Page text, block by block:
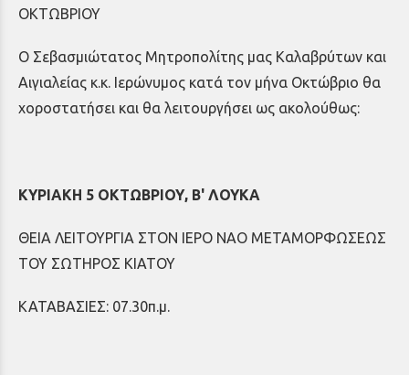
ΟΚΤΩΒΡΙΟΥ
Ο Σεβασμιώτατος Μητροπολίτης μας Καλαβρύτων και
Αιγιαλείας κ.κ. Ιερώνυμος κατά τον μήνα Οκτώβριο θα
χοροστατήσει και θα λειτουργήσει ως ακολούθως:
ΚΥΡΙΑΚΗ 5 ΟΚΤΩΒΡΙΟΥ, Β' ΛΟΥΚΑ
ΘΕΙΑ ΛΕΙΤΟΥΡΓΙΑ ΣΤΟΝ ΙΕΡΟ ΝΑΟ ΜΕΤΑΜΟΡΦΩΣΕΩΣ
ΤΟΥ ΣΩΤΗΡΟΣ ΚΙΑΤΟΥ
ΚΑΤΑΒΑΣΙΕΣ: 07.30π.μ.